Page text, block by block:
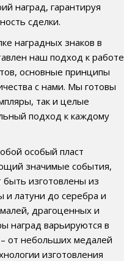
наград, гарантируя
сделки.
наградных знаков в
наш подход к работе
основные принципы
с нами. Мы готовы
так и целые
подход к каждому
особый пласт
значимые события,
изготовлены из
и латуни до серебра и
драгоценных и
наград варьируются в
– от небольших медалей
изготовления